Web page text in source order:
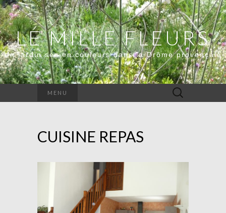
LE MILLE FLEURS
Un jardin sec en couleurs dans la Drôme provençale
MENU Rechercher :
CUISINE REPAS